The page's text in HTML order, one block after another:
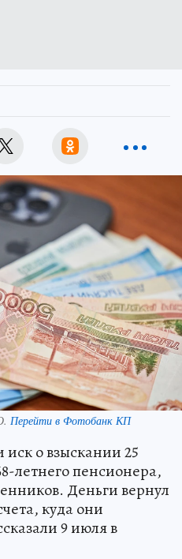
Перейти в Фотобанк КП
о взыскании 25
летнего пенсионера,
Деньги вернул
куда они
9 июля в